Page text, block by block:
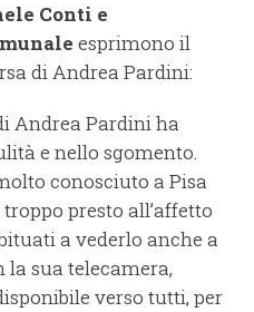
Conti e
esprimono il
di Andrea Pardini:
Andrea Pardini ha
e nello sgomento.
conosciuto a Pisa
presto all’affetto
a vederlo anche a
la sua telecamera,
verso tutti, per